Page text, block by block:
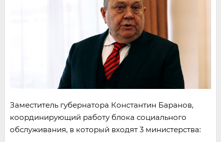
Заместитель губернатора Константин Баранов,
координирующий работу блока социального
обслуживания, в который входят 3 министерства: